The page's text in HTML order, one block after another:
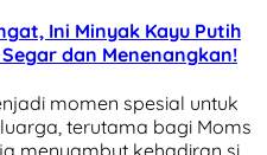
Ini Minyak Kayu Putih
dan Menenangkan!
momen spesial untuk
terutama bagi Moms